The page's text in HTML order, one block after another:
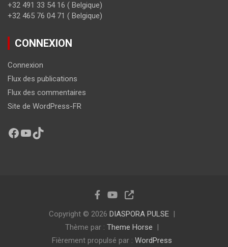
+32 491 33 54 16 ( Belgique)
+32 465 76 04 71 ( Belgique)
CONNEXION
Connexion
Flux des publications
Flux des commentaires
Site de WordPress-FR
Copyright © 2026 DIASPORA PULSE
Thème par : Theme Horse
Fièrement propulsé par : WordPress